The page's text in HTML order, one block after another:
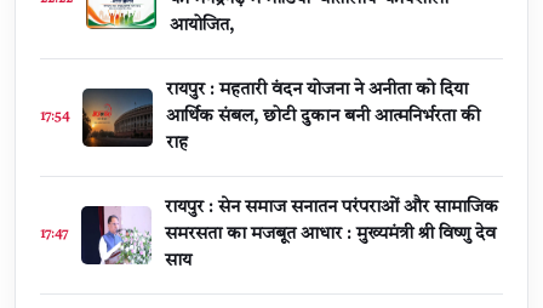
आयोजित,
17:54
रायपुर : महतारी वंदन योजना ने अनीता को दिया
आर्थिक संबल, छोटी दुकान बनी आत्मनिर्भरता की
राह
17:47
रायपुर : सेन समाज सनातन परंपराओं और सामाजिक
समरसता का मजबूत आधार : मुख्यमंत्री श्री विष्णु देव
साय